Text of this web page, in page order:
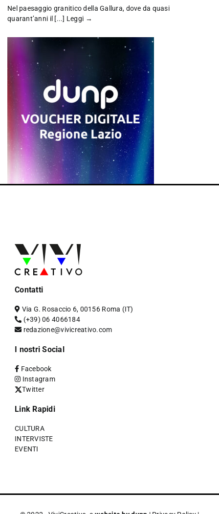
Nel paesaggio granitico della Gallura, dove da quasi
quarant’anni il [...] Leggi →
Contatti
Via G. Rosaccio 6, 00156 Roma (IT)
(+39) 06 4066184
redazione@vivicreativo.com
I nostri Social
Facebook
Instagram
Twitter
Link Rapidi
CULTURA
INTERVISTE
EVENTI